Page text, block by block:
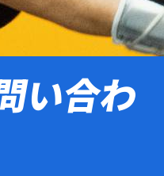
い合わ